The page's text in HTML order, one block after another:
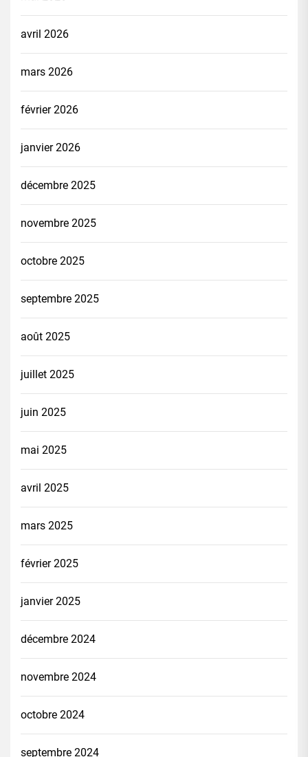
avril 2026
mars 2026
février 2026
janvier 2026
décembre 2025
novembre 2025
octobre 2025
septembre 2025
août 2025
juillet 2025
juin 2025
mai 2025
avril 2025
mars 2025
février 2025
janvier 2025
décembre 2024
novembre 2024
octobre 2024
septembre 2024